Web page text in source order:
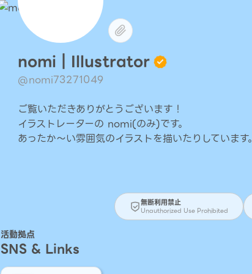
nomi｜Illustrator
@nomi73271049
ご覧いただきありがとうございます！
イラストレーターの nomi(のみ)です。
あったか〜い雰囲気のイラストを描いたりしています。
無断利用禁止
Unauthorized Use Prohibited
活動拠点
SNS & Links